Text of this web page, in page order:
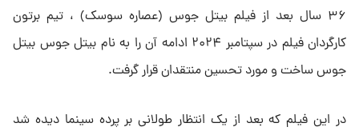
۳۶ سال بعد از فیلم بیتل جوس (عصاره سوسک) ، تیم برتون
کارگردان فیلم در سپتامبر ۲۰۲۴ ادامه آن را به نام بیتل جوس بیتل
جوس ساخت و مورد تحسین منتقدان قرار گرفت.
در این فیلم که بعد از یک انتظار طولانی بر پرده سینما دیده شد